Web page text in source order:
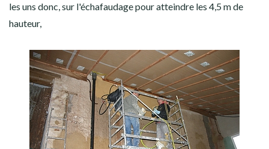
les uns donc, sur l'échafaudage pour atteindre les 4,5 m de
hauteur,